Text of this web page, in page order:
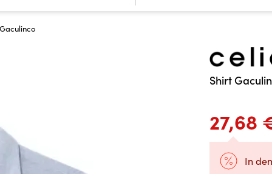
Shirt
27,68
In